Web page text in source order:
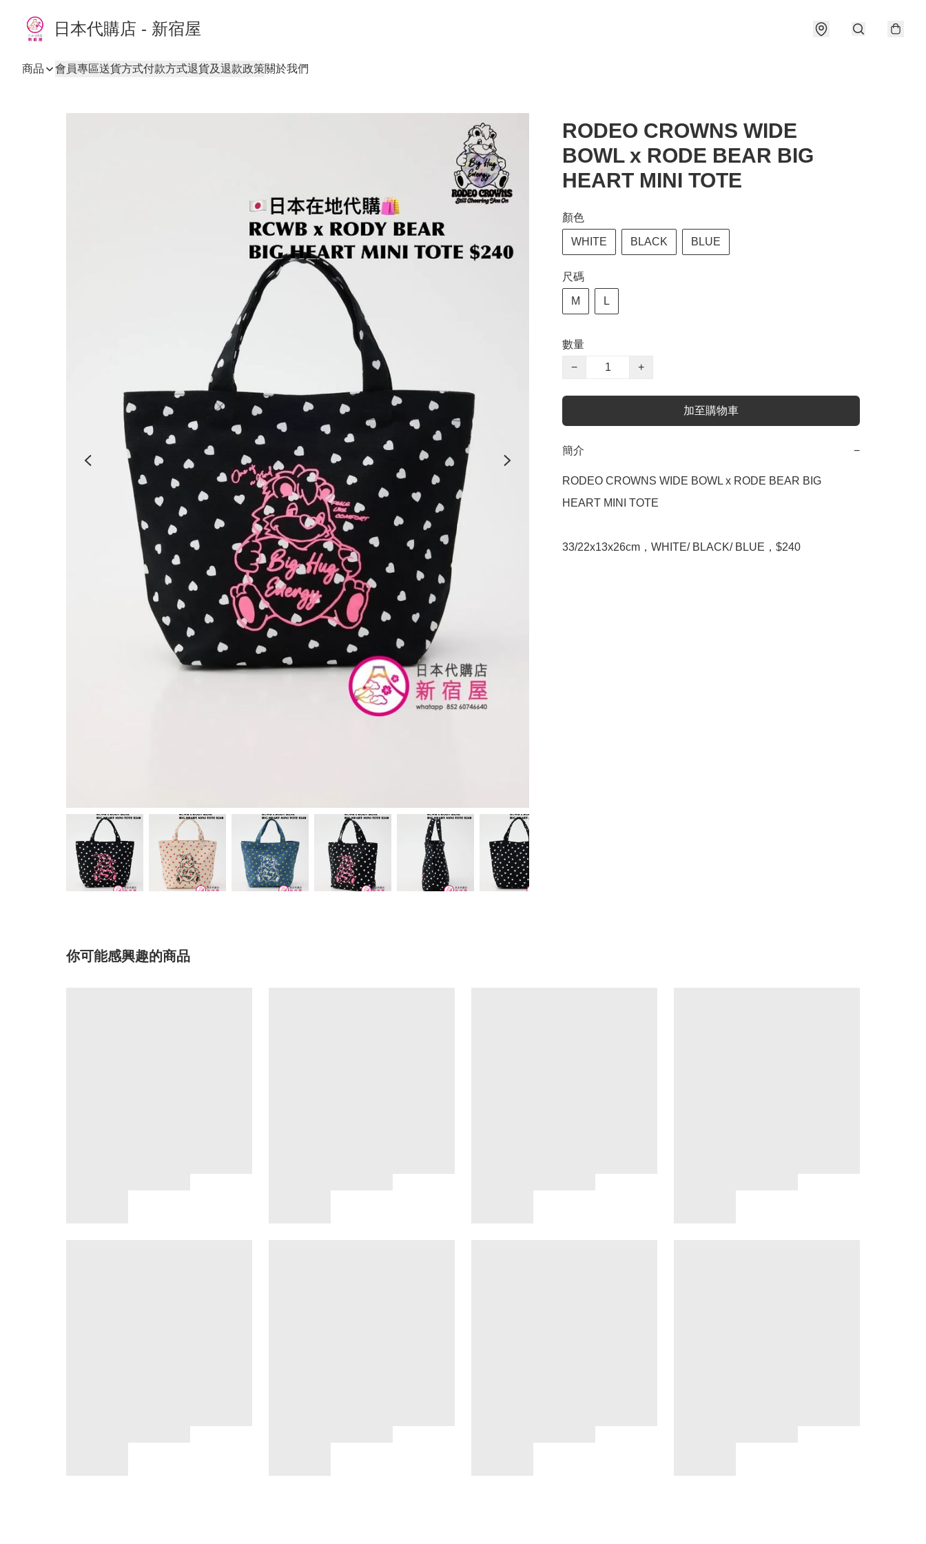
日本代購店 - 新宿屋
商品 會員專區送貨方式付款方式退貨及退款政策關於我們
RODEO CROWNS WIDE
BOWL x RODE BEAR BIG
HEART MINI TOTE
顏色
WHITE BLACK BLUE
尺碼
M L
數量
−
+
加至購物車
簡介 −
RODEO CROWNS WIDE BOWL x RODE BEAR BIG
HEART MINI TOTE
33/22x13x26cm，WHITE/ BLACK/ BLUE，$240
你可能感興趣的商品